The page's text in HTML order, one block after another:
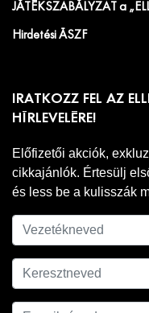
JÁTÉKSZABÁLYZAT a
Hirdetési ÁSZF
IRATKOZZ FEL AZ
HÍRLEVELÉRE!
Előfizetői akciók,
cikkajánlók. Értesülj
és less be a kulisszák